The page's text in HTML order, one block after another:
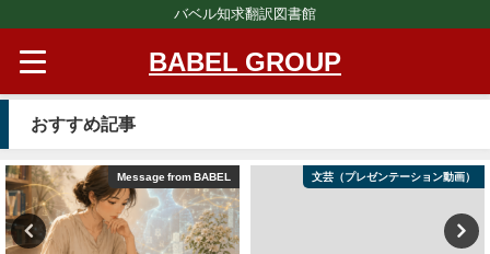
バベル知求翻訳図書館
BABEL GROUP
おすすめ記事
Message from BABEL 文芸（プレゼンテーション動画）